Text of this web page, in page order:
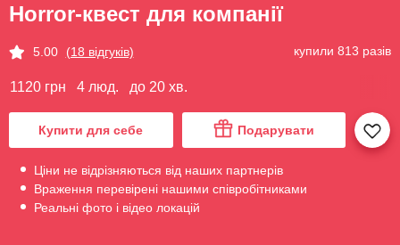
Horror-квест для компанії
5.00 (18 відгуків) купили 813 разів
1120 грн 4 люд. до 20 хв.
Купити для себе Подарувати
Ціни не відрізняються від наших партнерів
Враження перевірені нашими співробітниками
Реальні фото і відео локацій